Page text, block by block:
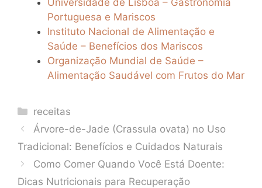
Portuguesa e Mariscos
Instituto Nacional de Alimentação e
Saúde – Benefícios dos Mariscos
Organização Mundial de Saúde –
Alimentação Saudável com Frutos do Mar
Categories
receitas
Árvore-de-Jade (Crassula ovata) no Uso
Tradicional: Benefícios e Cuidados Naturais
Como Comer Quando Você Está Doente:
Dicas Nutricionais para Recuperação